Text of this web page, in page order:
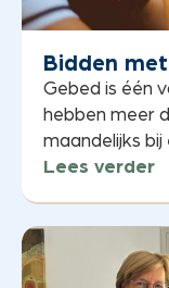
Bidden
Gebed is één
hebben meer
maandelijks bij
Lees verder